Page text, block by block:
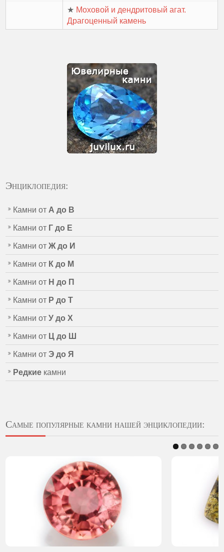
★ Моховой и дендритовый агат.
Драгоценный камень
Энциклопедия:
Камни от А до В
Камни от Г до Е
Камни отЖ до И
Камни от К до М
Камни от Н до П
Камни от Р до Т
Камни отУ до Х
Камни от Ц до Ш
Камни отЭ до Я
Редкие камни
Самые популярные камни нашей энциклопедии: